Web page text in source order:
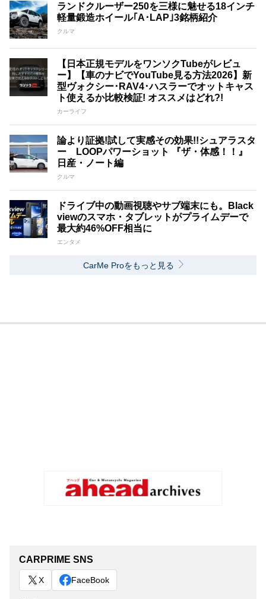
ランドクルーザー250を三様に魅せる18インチ
軽量鍛造ホイール｢A･LAP｣3銘柄紹介
クルマ
【日本正規モデルをワンソクTubeがレビュ
ー】【車のナビでYouTube見る方法2026】新
型ヴォクシー･RAV4･ハスラーでオットキャス
ト使えるか比較検証! オススメはどれ?!
カーライフ
論より証拠!試して実感その効果!!シュアラスタ
ー LOOPパワーショット 『ザ・体感！！』
日産・ノート編
クルマ
ドライブ中の動画視聴やサブ端末にも。Black
viewのスマホ・タブレットがプライムデーで
最大約46%OFF相当に
エンタメ
CarMe Proをもっと見る
CARPRIME SNS
X FaceBook